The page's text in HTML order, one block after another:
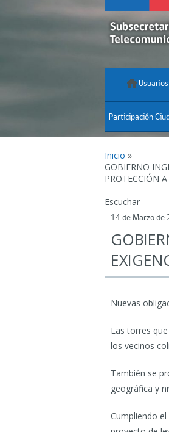
Usuarios
Participación
Inicio »
GOBIERNO
PROTECCIÓN
Escuchar
14 de Marzo de
Nuevas
Las torres
los vecinos
También se
geográfica y
Cumpliendo